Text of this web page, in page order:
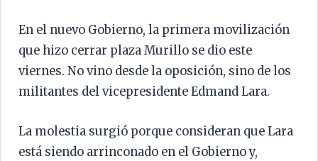
En el nuevo Gobierno, la primera movilización
que hizo cerrar plaza Murillo se dio este
viernes. No vino desde la oposición, sino de los
militantes del vicepresidente Edmand Lara.
La molestia surgió porque consideran que Lara
está siendo arrinconado en el Gobierno y,